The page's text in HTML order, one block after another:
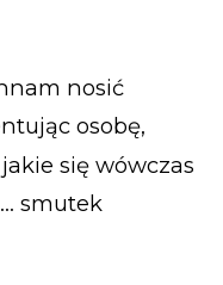
nosić
osobę,
się wówczas
smutek